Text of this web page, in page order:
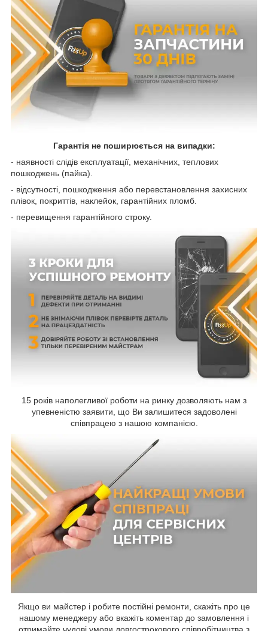
Гарантія не поширюється на випадки:
- наявності слідів експлуатації, механічних, теплових
пошкоджень (пайка).
- відсутності, пошкодження або перевстановлення захисних
плівок, покриттів, наклейок, гарантійних пломб.
- перевищення гарантійного строку.
15 років наполегливої роботи на ринку дозволяють нам з
упевненістю заявити, що Ви залишитеся задоволені
співпрацею з нашою компанією.
Якщо ви майстер і робите постійні ремонти, скажіть про це
нашому менеджеру або вкажіть коментар до замовлення і